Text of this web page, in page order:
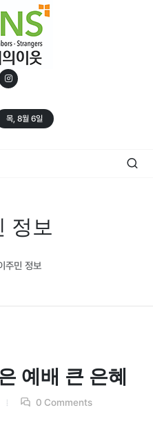
목, 8월 6일
정보
주민 정보
예배 큰 은혜
0 Comments